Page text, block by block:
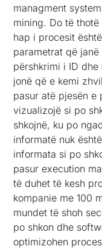
managment
mining. Do të
hap i procesit
parametrat që
përshkrimi i ID
jonë që e kemi
pasur atë pjesën e
vizualizojë si po
shkojnë, ku po
informatë nuk
informata si po
pasur execution
të duhet të kesh
kompanie me 100
mundet të shoh
po shkon dhe
optimizohen